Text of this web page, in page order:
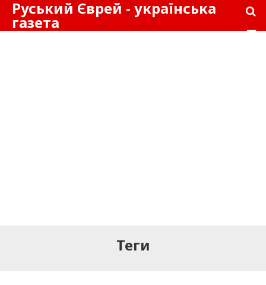
Руський Єврей - українська
газета
Теги